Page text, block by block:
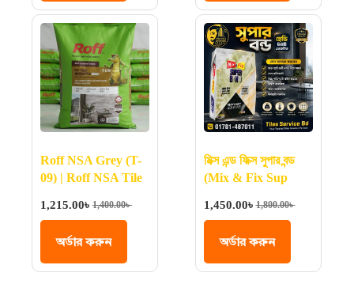
Roff NSA Grey (T-
09) | Roff NSA Tile
1,400.00৳
1,215.00৳
অর্ডার করুন
মিক্স এন্ড ফিক্স সুপার বন্ড
(Mix & Fix Sup
1,800.00৳
1,450.00৳
অর্ডার করুন